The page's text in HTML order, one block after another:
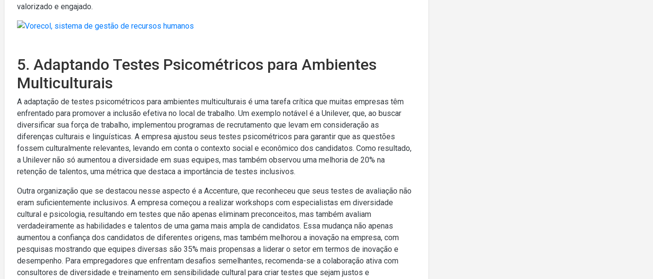
valorizado e engajado.
5. Adaptando Testes Psicométricos para Ambientes
Multiculturais
A adaptação de testes psicométricos para ambientes multiculturais é uma tarefa crítica que muitas empresas têm
enfrentado para promover a inclusão efetiva no local de trabalho. Um exemplo notável é a Unilever, que, ao buscar
diversificar sua força de trabalho, implementou programas de recrutamento que levam em consideração as
diferenças culturais e linguísticas. A empresa ajustou seus testes psicométricos para garantir que as questões
fossem culturalmente relevantes, levando em conta o contexto social e econômico dos candidatos. Como resultado,
a Unilever não só aumentou a diversidade em suas equipes, mas também observou uma melhoria de 20% na
retenção de talentos, uma métrica que destaca a importância de testes inclusivos.
Outra organização que se destacou nesse aspecto é a Accenture, que reconheceu que seus testes de avaliação não
eram suficientemente inclusivos. A empresa começou a realizar workshops com especialistas em diversidade
cultural e psicologia, resultando em testes que não apenas eliminam preconceitos, mas também avaliam
verdadeiramente as habilidades e talentos de uma gama mais ampla de candidatos. Essa mudança não apenas
aumentou a confiança dos candidatos de diferentes origens, mas também melhorou a inovação na empresa, com
pesquisas mostrando que equipes diversas são 35% mais propensas a liderar o setor em termos de inovação e
desempenho. Para empregadores que enfrentam desafios semelhantes, recomenda-se a colaboração ativa com
consultores de diversidade e treinamento em sensibilidade cultural para criar testes que sejam justos e